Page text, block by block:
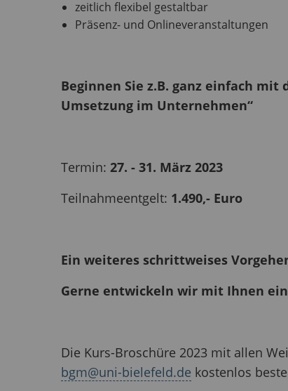
zeitlich flexibel gestaltbar
Präsenz- und Onlineveranstaltungen
Beginnen Sie z.B. ganz einfach
Umsetzung im Unternehmen“
Termin: 27. - 31. März 2023
Teilnahmeentgelt: 1.490,- Euro
Ein weiteres schrittweises
Gerne entwickeln wir mit Ihnen
Die Kurs-Broschüre 2023 mit allen
bgm@uni-bielefeld.de kostenlos